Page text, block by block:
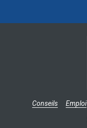
Conseils Emploi